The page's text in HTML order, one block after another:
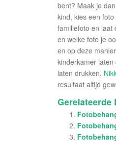
bent? Maak je
kind, kies een
familiefoto en laat
en welke foto je
en op deze
kinderkamer
laten drukken.
resultaat altijd
Gerelateerde